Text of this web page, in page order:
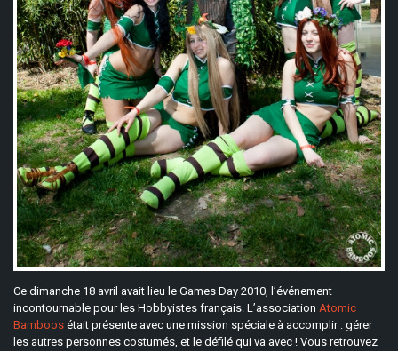
Ce dimanche 18 avril avait lieu le Games Day 2010, l’événement
incontournable pour les Hobbyistes français. L’association Atomic
Bamboos était présente avec une mission spéciale à accomplir : gérer
les autres personnes costumés, et le défilé qui va avec ! Vous retrouvez